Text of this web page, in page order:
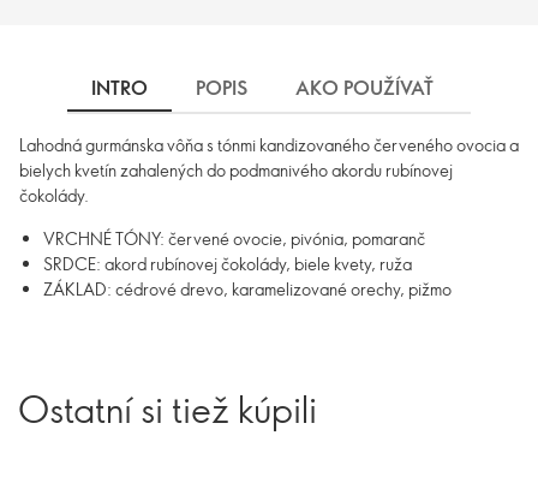
INTRO POPIS AKO POUŽÍVAŤ
Lahodná gurmánska vôňa s tónmi kandizovaného červeného ovocia a
bielych kvetín zahalených do podmanivého akordu rubínovej
čokolády.
VRCHNÉ TÓNY: červené ovocie, pivónia, pomaranč
SRDCE: akord rubínovej čokolády, biele kvety, ruža
ZÁKLAD: cédrové drevo, karamelizované orechy, pižmo
Ostatní si tiež kúpili